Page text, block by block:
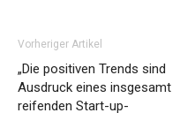
Vorheriger Artikel
„Die positiven Trends sind
Ausdruck eines insgesamt
reifenden Start-up-